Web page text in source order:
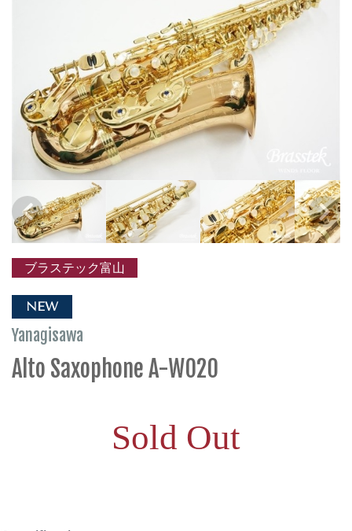
ブラステック富山
NEW
Yanagisawa
Alto Saxophone A-WO20
Sold Out